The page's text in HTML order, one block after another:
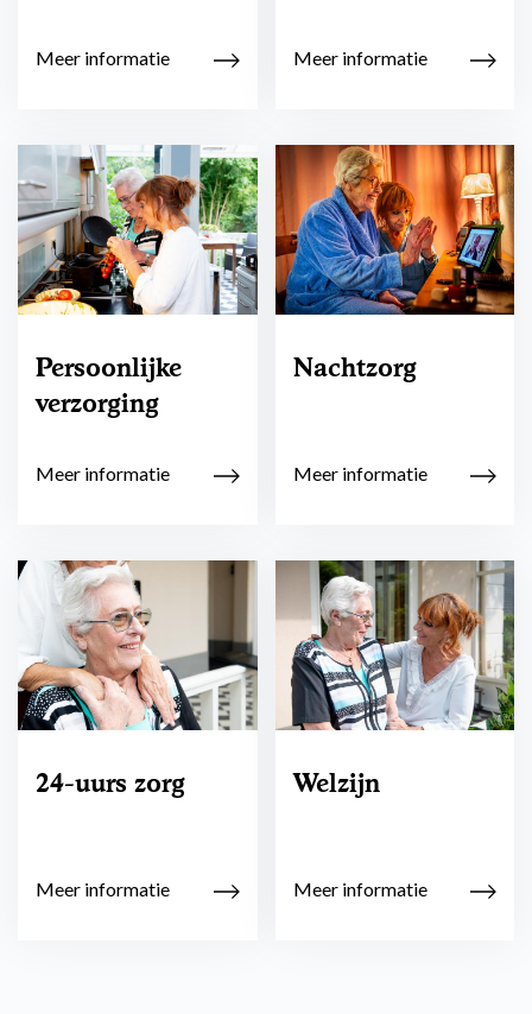
Meer informatie Meer informatie
Persoonlijke
verzorging
Meer informatie
Nachtzorg
Meer informatie
24-uurs zorg
Meer informatie
Welzijn
Meer informatie